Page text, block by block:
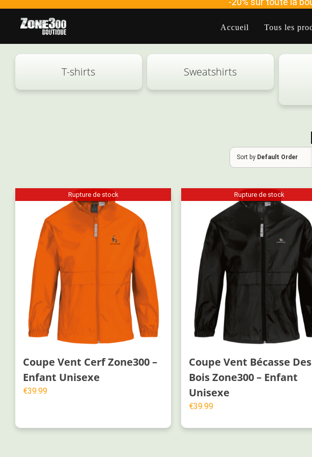
content
Accueil Tous les
T-shirts Sweatshirts
Sort by Default Order
Rupture de stock
Coupe Vent Cerf Zone300 –
Enfant Unisexe
€39.99
Rupture de stock
Coupe Vent Bécasse Des
Bois Zone300 – Enfant
Unisexe
€39.99